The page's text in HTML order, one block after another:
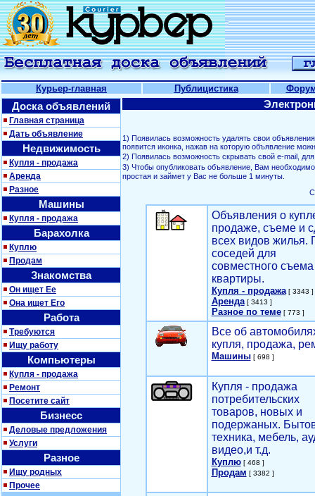
Курьер-главная Публицистика
Доска объявлений
Главная страница
Дать объявление
Недвижимость
Купля - продажа
Аренда
Разное
Машины
Купля - продажа
Барахолка
Куплю
Продам
Знакомства
Он ищет Ее
Она ищет Его
Работа
Требуются
Ищу работу
Компьютеры
Купля - продажа
Ремонт
Посетите сайт
Бизнесс
Деловые предложения
Услуги
Разное
Ищу родных
Прочее
1) Появилась возможность удалять свои
появится иконка, нажав на которую объявление
2) Появилась возможность скрывать свой е-mail,
3) Чтобы опубликовать объявление, Вам
простая и займет у Вас не больше 1 минуты.
Объявления о
продаже, съеме и
всех видов жилья.
соседей для
совместного съема
квартиры.
Купля - продажа[ 3343 ]
Аренда[ 3413 ]
Разное по теме[ 773 ]
Все об
купля, продажа,
Машины[ 698 ]
Купля - продажа
потребительских
товаров, новых и
подержаных.
техника, мебель,
видео,и т.д.
Куплю[ 468 ]
Продам [ 3382 ]